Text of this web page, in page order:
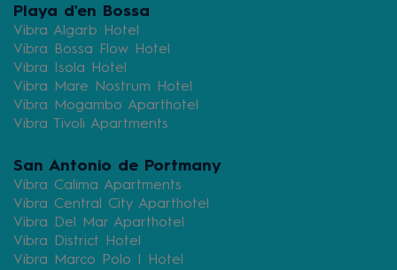
Playa d'en Bossa
Vibra Algarb Hotel
Vibra Bossa Flow Hotel
Vibra Isola Hotel
Vibra Mare Nostrum Hotel
Vibra Mogambo Aparthotel
Vibra Tivoli Apartments
San Antonio de Portmany
Vibra Calima Apartments
Vibra Central City Aparthotel
Vibra Del Mar Aparthotel
Vibra District Hotel
Vibra Marco Polo I Hotel